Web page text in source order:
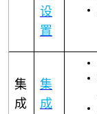
设
置
集
成
集
成